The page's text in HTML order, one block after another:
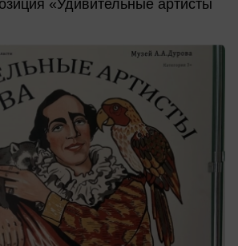
«Удивительные артисты